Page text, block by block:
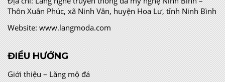
Thôn Xuân Phúc, xã Ninh Vân, huyện Hoa Lư, tỉnh Ninh Bình
Website: www.langmoda.com
ĐIỀU HƯỚNG
Giới thiệu – Lăng mộ đá